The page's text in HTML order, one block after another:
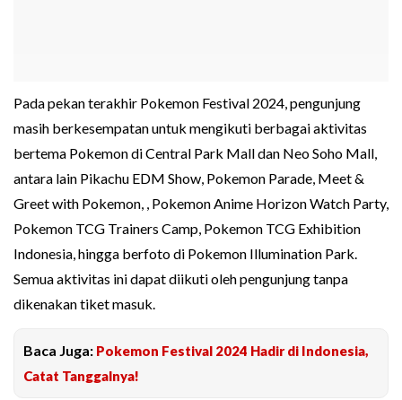
Pada pekan terakhir Pokemon Festival 2024, pengunjung
masih berkesempatan untuk mengikuti berbagai aktivitas
bertema Pokemon di Central Park Mall dan Neo Soho Mall,
antara lain Pikachu EDM Show, Pokemon Parade, Meet &
Greet with Pokemon, , Pokemon Anime Horizon Watch Party,
Pokemon TCG Trainers Camp, Pokemon TCG Exhibition
Indonesia, hingga berfoto di Pokemon Illumination Park.
Semua aktivitas ini dapat diikuti oleh pengunjung tanpa
dikenakan tiket masuk.
Baca Juga: Pokemon Festival 2024 Hadir di Indonesia,
Catat Tanggalnya!